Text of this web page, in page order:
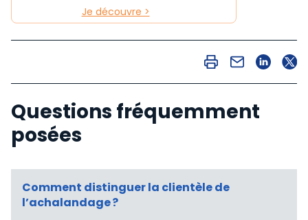
Je découvre >
Questions fréquemment
posées
Comment distinguer la clientèle de
l’achalandage ?